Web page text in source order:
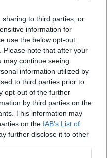
to third parties, or
information for
use the below opt-out
Please note that after your
may continue seeing
information utilized by
to third parties prior to
opt-out of the further
by third parties on the
This information may
on the IAB’s List of
further disclose it to other
Carter
csellista és
városában
költözött. 10